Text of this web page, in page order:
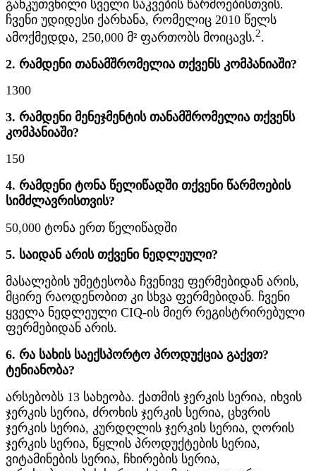
განკუთვნილი სველი საკვების წარმოებისთვის.
ჩვენი უდიდესი ქარხანა, რომელიც 2010 წელს
ამოქმედდა, 250,000 მ² ფართობს მოიცავს.2.
2. რამდენი თანამშრომელია თქვენს კომპანიაში?
1300
3. რამდენი მენეჯმენტის თანამშრომელია თქვენს
კომპანიაში?
150
4. რამდენი ტონა წელიწადში თქვენი წარმოების
სიმძლავრისთვის?
50,000 ტონა ერთ წელიწადში
5. საიდან არის თქვენი ნედლეული?
მასალების უმეტესობა ჩვენივე ფერმებიდან არის,
მცირე რაოდენობით კი სხვა ფერმებიდან. ჩვენი
ყველა ნედლეული CIQ-ის მიერ რეგისტრირებული
ფერმებიდან არის.
6. რა სახის საექსპორტო პროდუქცია გაქვთ?
ტენიანობა?
არსებობს 13 სახეობა. ქათმის ჯერკის სერია, იხვის
ჯერკის სერია, ძროხის ჯერკის სერია, ცხვრის
ჯერკის სერია, კურდღლის ჯერკის სერია, ღორის
ჯერკის სერია, წყლის პროდუქტების სერია,
ვიტამინების სერია, ჩხირების სერია,